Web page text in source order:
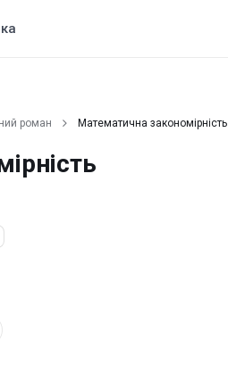
роман Математична закономірність